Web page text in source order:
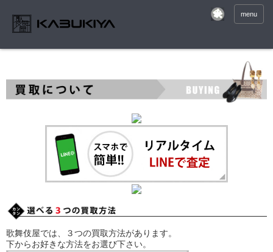
menu
歌舞伎屋では、３つの買取方法があります。
下からお好きな方法をお選び下さい。